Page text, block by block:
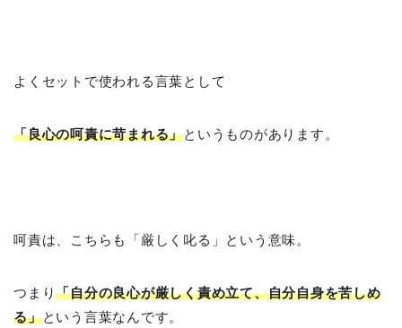
よくセットで使われる言葉として
「良心の呵責に苛まれる」というものがあります。
呵責は、こちらも「厳しく叱る」という意味。
つまり「自分の良心が厳しく責め立て、自分自身を苦しめ
る」という言葉なんです。